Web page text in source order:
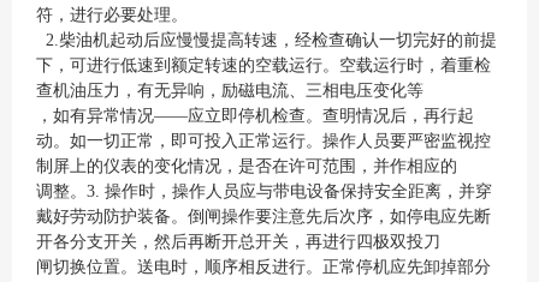
符，进行必要处理。
2.柴油机起动后应慢慢提高转速，经检查确认一切完好的前提
下，可进行低速到额定转速的空载运行。空载运行时，着重检
查机油压力，有无异响，励磁电流、三相电压变化等
，如有异常情况——应立即停机检查。查明情况后，再行起
动。如一切正常，即可投入正常运行。操作人员要严密监视控
制屏上的仪表的变化情况，是否在许可范围，并作相应的
调整。3. 操作时，操作人员应与带电设备保持安全距离，并穿
戴好劳动防护装备。倒闸操作要注意先后次序，如停电应先断
开各分支开关，然后再断开总开关，再进行四极双投刀
闸切换位置。送电时，顺序相反进行。正常停机应先卸掉部分